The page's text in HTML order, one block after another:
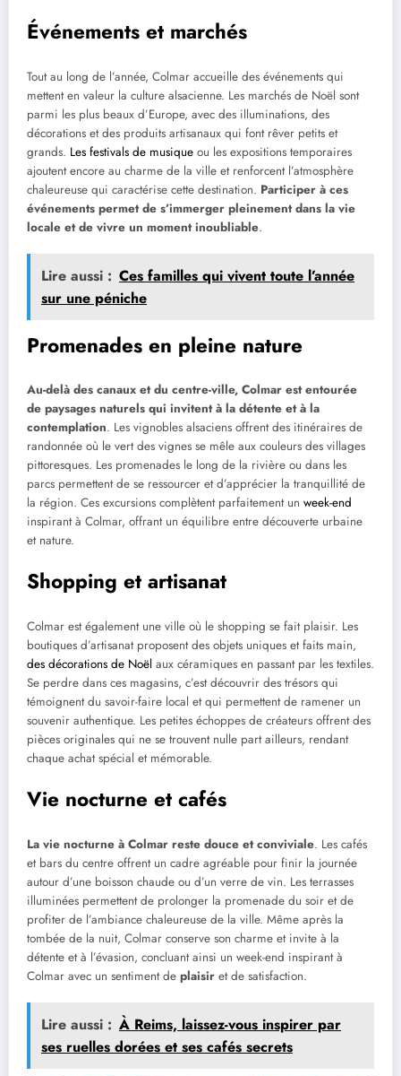
Événements et marchés
Tout au long de l’année, Colmar accueille des événements qui
mettent en valeur la culture alsacienne. Les marchés de Noël sont
parmi les plus beaux d’Europe, avec des illuminations, des
décorations et des produits artisanaux qui font rêver petits et
grands. Les festivals de musique ou les expositions temporaires
ajoutent encore au charme de la ville et renforcent l’atmosphère
chaleureuse qui caractérise cette destination. Participer à ces
événements permet de s’immerger pleinement dans la vie
locale et de vivre un moment inoubliable.
Lire aussi : Ces familles qui vivent toute l’année
sur une péniche
Promenades en pleine nature
Au-delà des canaux et du centre-ville, Colmar est entourée
de paysages naturels qui invitent à la détente et à la
contemplation. Les vignobles alsaciens offrent des itinéraires de
randonnée où le vert des vignes se mêle aux couleurs des villages
pittoresques. Les promenades le long de la rivière ou dans les
parcs permettent de se ressourcer et d’apprécier la tranquillité de
la région. Ces excursions complètent parfaitement un week-end
inspirant à Colmar, offrant un équilibre entre découverte urbaine
et nature.
Shopping et artisanat
Colmar est également une ville où le shopping se fait plaisir. Les
boutiques d’artisanat proposent des objets uniques et faits main,
des décorations de Noël aux céramiques en passant par les textiles.
Se perdre dans ces magasins, c’est découvrir des trésors qui
témoignent du savoir-faire local et qui permettent de ramener un
souvenir authentique. Les petites échoppes de créateurs offrent des
pièces originales qui ne se trouvent nulle part ailleurs, rendant
chaque achat spécial et mémorable.
Vie nocturne et cafés
La vie nocturne à Colmar reste douce et conviviale. Les cafés
et bars du centre offrent un cadre agréable pour finir la journée
autour d’une boisson chaude ou d’un verre de vin. Les terrasses
illuminées permettent de prolonger la promenade du soir et de
profiter de l’ambiance chaleureuse de la ville. Même après la
tombée de la nuit, Colmar conserve son charme et invite à la
détente et à l’évasion, concluant ainsi un week-end inspirant à
Colmar avec un sentiment de plaisir et de satisfaction.
Lire aussi : À Reims, laissez-vous inspirer par
ses ruelles dorées et ses cafés secrets